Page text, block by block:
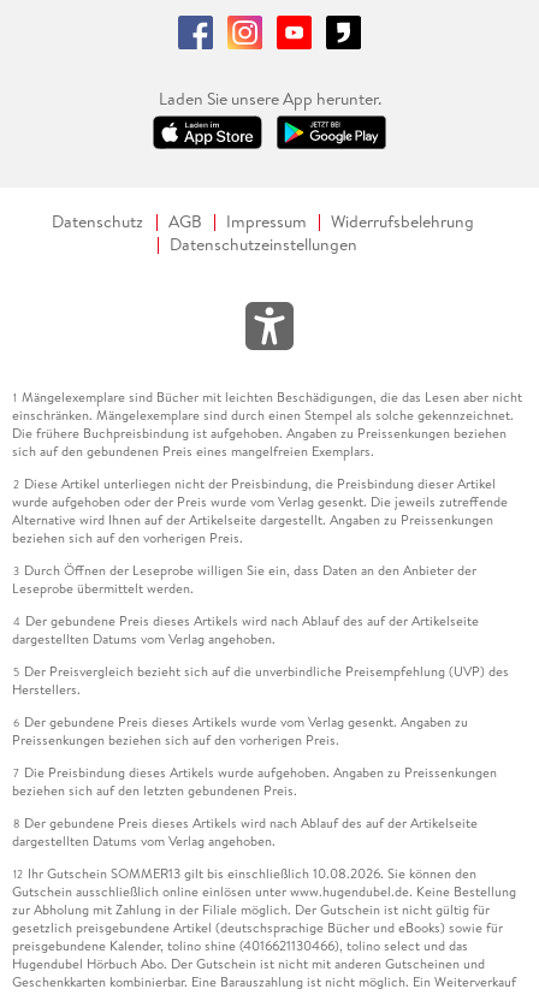
Laden Sie unsere App herunter.
Datenschutz AGB Impressum
Widerrufsbelehrung
Datenschutzeinstellungen
1 Mängelexemplare sind Bücher mit leichten Beschädigungen, die das Lesen aber nicht
einschränken. Mängelexemplare sind durch einen Stempel als solche gekennzeichnet.
Die frühere Buchpreisbindung ist aufgehoben. Angaben zu Preissenkungen beziehen
sich auf den gebundenen Preis eines mangelfreien Exemplars.
2 Diese Artikel unterliegen nicht der Preisbindung, die Preisbindung dieser Artikel
wurde aufgehoben oder der Preis wurde vom Verlag gesenkt. Die jeweils zutreffende
Alternative wird Ihnen auf der Artikelseite dargestellt. Angaben zu Preissenkungen
beziehen sich auf den vorherigen Preis.
3 Durch Öffnen der Leseprobe willigen Sie ein, dass Daten an den Anbieter der
Leseprobe übermittelt werden.
4 Der gebundene Preis dieses Artikels wird nach Ablauf des auf der Artikelseite
dargestellten Datums vom Verlag angehoben.
5 Der Preisvergleich bezieht sich auf die unverbindliche Preisempfehlung (UVP) des
Herstellers.
6 Der gebundene Preis dieses Artikels wurde vom Verlag gesenkt. Angaben zu
Preissenkungen beziehen sich auf den vorherigen Preis.
7 Die Preisbindung dieses Artikels wurde aufgehoben. Angaben zu Preissenkungen
beziehen sich auf den letzten gebundenen Preis.
8 Der gebundene Preis dieses Artikels wird nach Ablauf des auf der Artikelseite
dargestellten Datums vom Verlag angehoben.
12 Ihr Gutschein SOMMER13 gilt bis einschließlich 10.08.2026. Sie können den
Gutschein ausschließlich online einlösen unter www.hugendubel.de. Keine Bestellung
zur Abholung mit Zahlung in der Filiale möglich. Der Gutschein ist nicht gültig für
gesetzlich preisgebundene Artikel (deutschsprachige Bücher und eBooks) sowie für
preisgebundene Kalender, tolino shine (4016621130466), tolino select und das
Hugendubel Hörbuch Abo. Der Gutschein ist nicht mit anderen Gutscheinen und
Geschenkkarten kombinierbar. Eine Barauszahlung ist nicht möglich. Ein Weiterverkauf